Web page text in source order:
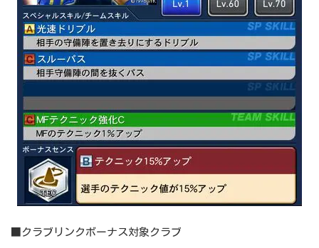
■クラブリンクボーナス対象クラブ